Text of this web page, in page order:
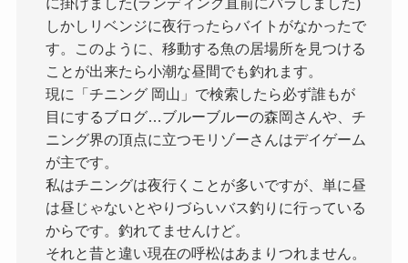
しかしリベンジに夜行ったらバイトがなかったで
す。このように、移動する魚の居場所を見つける
ことが出来たら小潮な昼間でも釣れます。
現に「チニング 岡山」で検索したら必ず誰もが
目にするブログ…ブルーブルーの森岡さんや、チ
ニング界の頂点に立つモリゾーさんはデイゲーム
が主です。
私はチニングは夜行くことが多いですが、単に昼
は昼じゃないとやりづらいバス釣りに行っている
からです。釣れてませんけど。
それと昔と違い現在の呼松はあまりつれません。